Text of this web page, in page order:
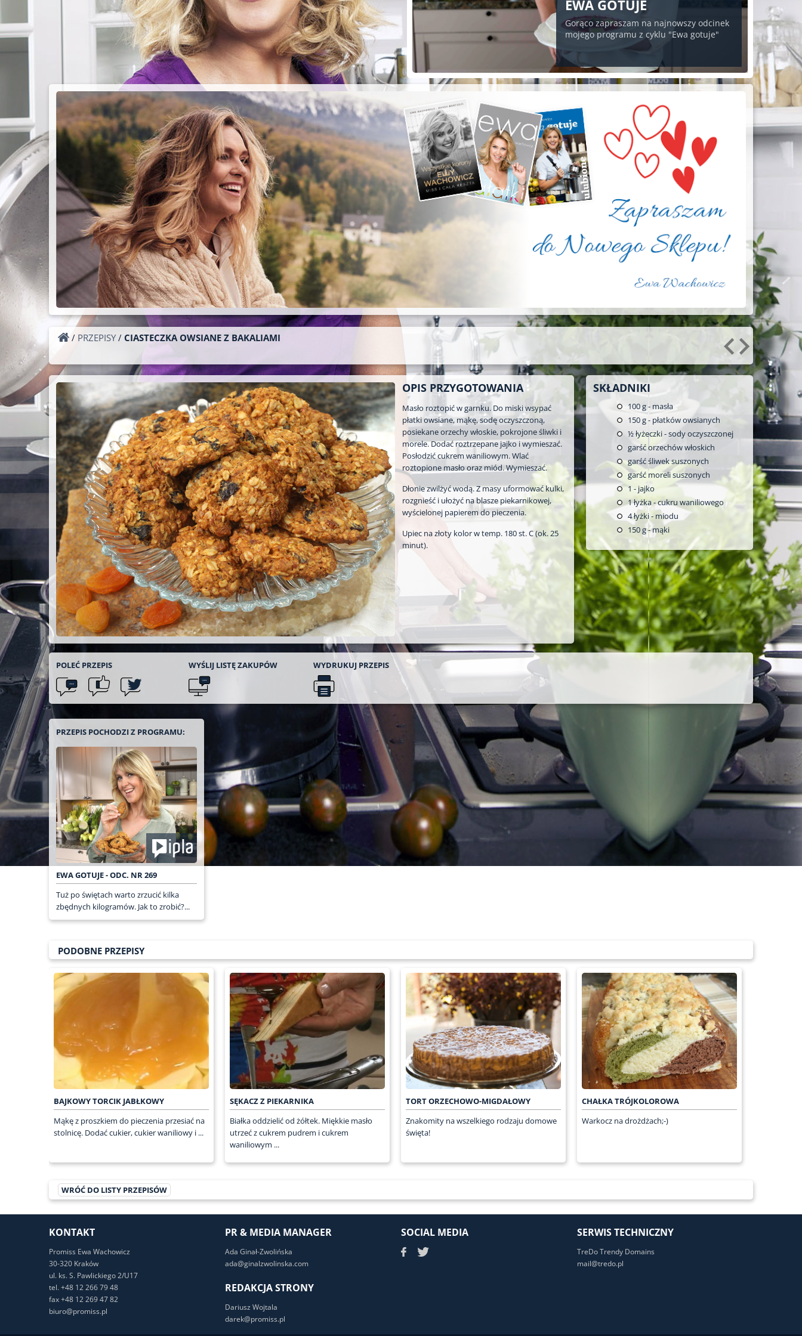
PIECZYSTE POD
CHMURKĄ!
Przepisy na grilla;-)
EWA GOTUJE
Gorąco zapraszam na najnowszy odcinek
mojego programu z cyklu "Ewa gotuje"
/ PRZEPISY / CIASTECZKA OWSIANE Z BAKALIAMI
OPIS PRZYGOTOWANIA
Masło roztopić w garnku. Do miski wsypać
płatki owsiane, mąkę, sodę oczyszczoną,
posiekane orzechy włoskie, pokrojone śliwki i
morele. Dodać roztrzepane jajko i wymieszać.
Posłodzić cukrem waniliowym. Wlać
roztopione masło oraz miód. Wymieszać.
Dłonie zwilżyć wodą. Z masy uformować kulki,
rozgnieść i ułożyć na blasze piekarnikowej,
wyścielonej papierem do pieczenia.
Upiec na złoty kolor w temp. 180 st. C (ok. 25
minut).
SKŁADNIKI
100g - masła
150g - płatków owsianych
½łyżeczki - sody oczyszczonej
garść orzechów włoskich
garść śliwek suszonych
garść moreli suszonych
1 - jajko
1łyżka - cukru waniliowego
4łyżki - miodu
150g - mąki
POLEĆ PRZEPIS WYŚLIJ LISTĘZAKUPÓW WYDRUKUJ PRZEPIS
PRZEPIS POCHODZI Z PROGRAMU:
EWA GOTUJE - ODC. NR 269
Tuż po świętach warto zrzucić kilka
zbędnych kilogramów. Jak to zrobić?...
PODOBNE PRZEPISY
BAJKOWY TORCIK JABŁKOWY
Mąkę z proszkiem do pieczenia przesiać na
stolnicę. Dodać cukier, cukier waniliowy i ...
SĘKACZ Z PIEKARNIKA
Białka oddzielić od żółtek. Miękkie masło
utrzeć z cukrem pudrem i cukrem
waniliowym ...
TORT ORZECHOWO-MIGDAŁOWY
Znakomity na wszelkiego rodzaju domowe
święta!
CHAŁKA TRÓJKOLOROWA
Warkocz na drożdżach;-)
WRÓĆ DO LISTY PRZEPISÓW
KONTAKT
Promiss Ewa Wachowicz
30-320 Kraków
ul. ks. S. Pawlickiego 2/U17
tel. +48 12 266 79 48
fax +48 12 269 47 82
biuro@promiss.pl
PR & MEDIA MANAGER
Ada Ginał-Zwolińska
ada@ginalzwolinska.com
REDAKCJA STRONY
Dariusz Wojtala
darek@promiss.pl
SOCIAL MEDIA SERWIS TECHNICZNY
TreDo Trendy Domains
mail@tredo.pl